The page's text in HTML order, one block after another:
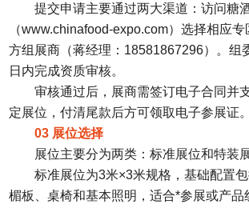
提交申请主要通过两大渠道：访问糖
（www.chinafood-expo.com）选择相应
方组展商（蒋经理：18581867296）。组
日内完成资质审核。
审核通过后，展商需签订电子合同并
定展位，付清尾款后方可领取电子参展证。
03 展位选择
展位主要分为两类：标准展位和特装展
标准展位为3米×3米规格，基础配置
楣板、桌椅和基本照明，适合*参展或产品